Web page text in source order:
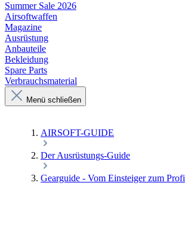
Summer Sale 2026
Airsoftwaffen
Magazine
Ausrüstung
Anbauteile
Bekleidung
Spare Parts
Verbrauchsmaterial
Menü schließen
AIRSOFT-GUIDE
Der Ausrüstungs-Guide
Gearguide - Vom Einsteiger zum Profi